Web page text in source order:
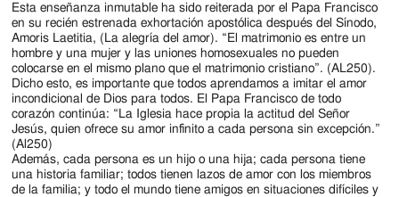
Esta enseñanza inmutable ha sido reiterada por el Papa Francisco
en su recién estrenada exhortación apostólica después del Sínodo,
Amoris Laetitia, (La alegría del amor). “El matrimonio es entre un
hombre y una mujer y las uniones homosexuales no pueden
colocarse en el mismo plano que el matrimonio cristiano”. (AL250).
Dicho esto, es importante que todos aprendamos a imitar el amor
incondicional de Dios para todos. El Papa Francisco de todo
corazón continúa: “La Iglesia hace propia la actitud del Señor
Jesús, quien ofrece su amor infinito a cada persona sin excepción.”
(Al250)
Además, cada persona es un hijo o una hija; cada persona tiene
una historia familiar; todos tienen lazos de amor con los miembros
de la familia; y todo el mundo tiene amigos en situaciones difíciles y